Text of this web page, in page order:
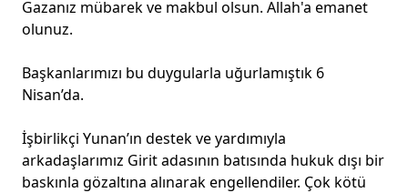
Gazanız mübarek ve makbul olsun. Allah'a emanet
olunuz.
Başkanlarımızı bu duygularla uğurlamıştık 6
Nisan’da.
İşbirlikçi Yunan’ın destek ve yardımıyla
arkadaşlarımız Girit adasının batısında hukuk dışı bir
baskınla gözaltına alınarak engellendiler. Çok kötü